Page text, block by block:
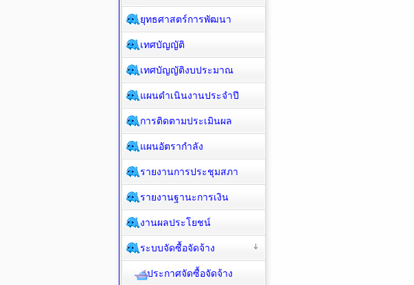
ยุทธศาสตร์การพัฒนา
เทศบัญญัติ
เทศบัญญัติงบประมาณ
แผนดำเนินงานประจำปี
การติดตามประเมินผล
แผนอัตรากำลัง
รายงานการประชุมสภา
รายงานฐานะการเงิน
งานผลประโยชน์
ระบบจัดซื้อจัดจ้าง
ประกาศจัดซื้อจัดจ้าง